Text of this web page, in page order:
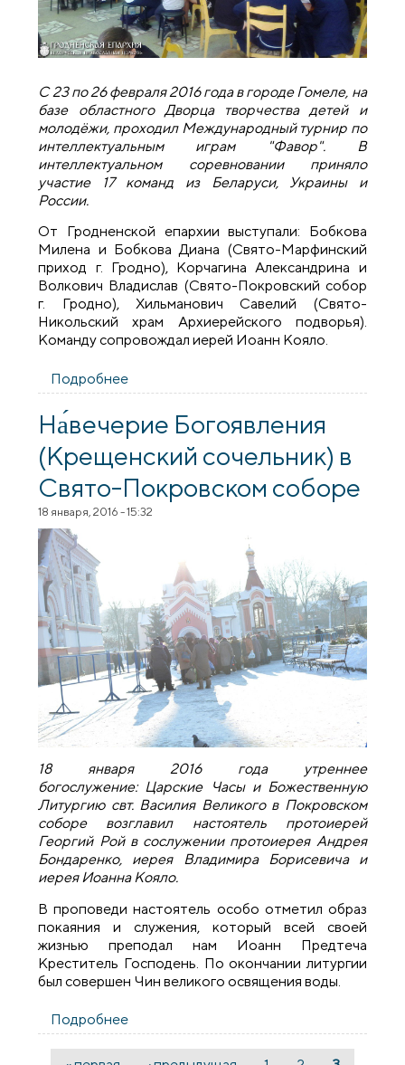
С 23 по 26 февраля 2016 года в городе Гомеле, на
базе областного Дворца творчества детей и
молодёжи, проходил Международный турнир по
интеллектуальным играм "Фавор". В
интеллектуальном соревновании приняло
участие 17 команд из Беларуси, Украины и
России.
От Гродненской епархии выступали: Бобкова
Милена и Бобкова Диана (Свято-Марфинский
приход г. Гродно), Корчагина Александрина и
Волкович Владислав (Свято-Покровский собор
г. Гродно), Хильманович Савелий (Свято-
Никольский храм Архиерейского подворья).
Команду сопровождал иерей Иоанн Кояло.
Подробнее
приняла участие в международном
турнире по интеллектуальным играм
«Фавор»
На́вечерие Богоявления
(Крещенский сочельник) в
Свято-Покровском соборе
18 января, 2016 - 15:32
18 января 2016 года утреннее
богослужение: Царские Часы и Божественную
Литургию свт. Василия Великого в Покровском
соборе возглавил настоятель протоиерей
Георгий Рой в сослужении протоиерея Андрея
Бондаренко, иерея Владимира Борисевича и
иерея Иоанна Кояло.
В проповеди настоятель особо отметил образ
покаяния и служения, который всей своей
жизнью преподал нам Иоанн Предтеча
Креститель Господень. По окончании литургии
был совершен Чин великого освящения воды.
Подробнее
сочельник) в Свято-Покровском соборе